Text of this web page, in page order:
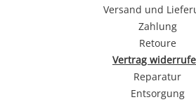
Versand und
Zahlung
Retoure
Vertrag
Reparatur
Entsorgung